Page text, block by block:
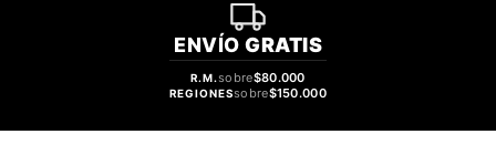
ENVÍO GRATIS
R.M.sobre$80.000
REGIONESsobre$150.000